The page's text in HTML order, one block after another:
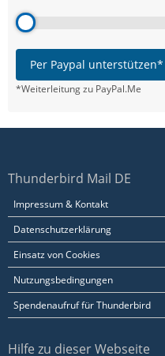
Per Paypal unterstützen*
*Weiterleitung zu PayPal.Me
Thunderbird Mail DE
Impressum & Kontakt
Datenschutzerklärung
Einsatz von Cookies
Nutzungsbedingungen
Spendenaufruf für Thunderbird
Hilfe zu dieser Webseite